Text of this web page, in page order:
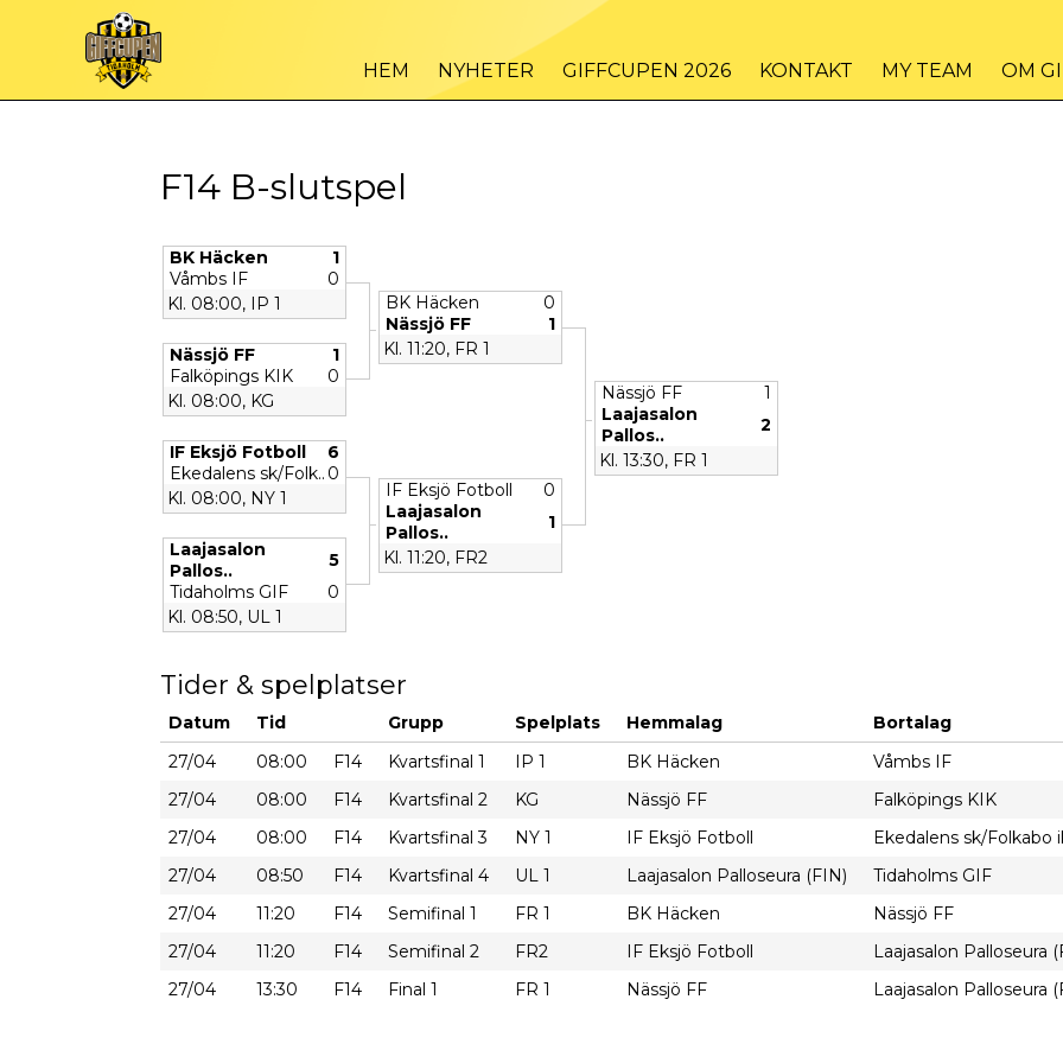
HEM NYHETER GIFFCUPEN 2026 KONTAKT MY TEAM OM
F14 B-slutspel
BK Häcken
1
Våmbs IF
0
Kl. 08:00, IP 1
Nässjö FF
1
Falköpings KIK
0
Kl. 08:00, KG
IF Eksjö Fotboll
6
Ekedalens sk/Folk.. 0
Kl. 08:00, NY 1
Laajasalon
Pallos..
5
Tidaholms GIF
0
Kl. 08:50, UL 1
BK Häcken
0
Nässjö FF
1
Kl. 11:20, FR 1
IF Eksjö Fotboll
0
Laajasalon
Pallos..
1
Kl. 11:20, FR2
Nässjö FF
1
Laajasalon
Pallos..
2
Kl. 13:30, FR 1
Tider & spelplatser
Datum Tid Grupp Spelplats Hemmalag Bortalag
27/04
08:00 F14 Kvartsfinal 1 IP 1 BK Häcken Våmbs IF
27/04
08:00 F14 Kvartsfinal 2 KG Nässjö FF Falköpings KIK
27/04
08:00 F14 Kvartsfinal 3 NY 1 IF Eksjö Fotboll Ekedalens sk/Folkabo
27/04
08:50 F14 Kvartsfinal 4 UL 1 Laajasalon Palloseura (FIN) Tidaholms GIF
27/04
11:20 F14 Semifinal 1 FR 1 BK Häcken Nässjö FF
27/04
11:20 F14 Semifinal 2 FR2 IF Eksjö Fotboll Laajasalon Palloseura
27/04
13:30 F14 Final 1 FR 1 Nässjö FF Laajasalon Palloseura